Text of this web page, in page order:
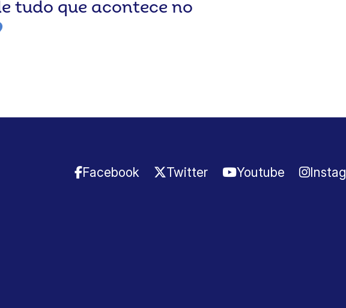
tudo que acontece no
Facebook Twitter Youtube